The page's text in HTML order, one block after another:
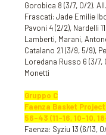
Gorobica 8 (3/7, 0/2).
Frascati: Jade Emilie
Pavoni 4 (2/2), Nardelli
Lamberti, Marani,
Catalano 21 (3/9, 5/9),
Loredana Russo 6 (3/7,
Monetti
Gruppo C
Faenza Basket
56-43 (11-16, 10-10,
Faenza: Syziu 13 (6/13,